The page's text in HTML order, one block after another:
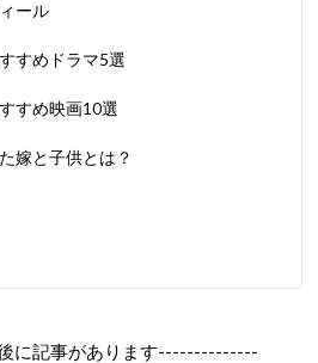
ール
すめドラマ5選
すめ映画10選
嫁と子供とは？
に記事があります--------------